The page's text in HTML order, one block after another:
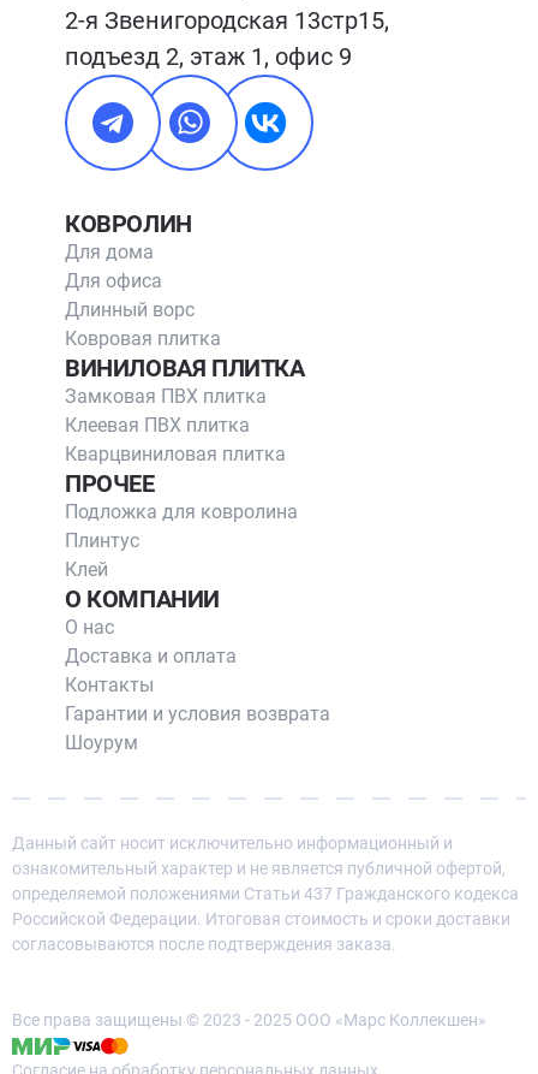
2-я Звенигородская 13стр15,
подъезд 2, этаж 1, офис 9
КОВРОЛИН
Для дома
Для офиса
Длинный ворс
Ковровая плитка
ВИНИЛОВАЯ ПЛИТКА
Замковая ПВХ плитка
Клеевая ПВХ плитка
Кварцвиниловая плитка
ПРОЧЕЕ
Подложка для ковролина
Плинтус
Клей
О КОМПАНИИ
О нас
Доставка и оплата
Контакты
Гарантии и условия возврата
Шоурум
Данный сайт носит исключительно информационный и
ознакомительный характер и не является публичной офертой,
определяемой положениями Статьи 437 Гражданского кодекса
Российской Федерации. Итоговая стоимость и сроки доставки
согласовываются после подтверждения заказа.
Все права защищены © 2023 - 2025 ООО «Марс Коллекшен»
Согласие на обработку персональных данных